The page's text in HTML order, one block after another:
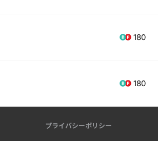
180
180
プライバシーポリシー